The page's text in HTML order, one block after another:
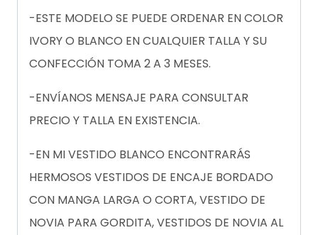
-ESTE MODELO SE PUEDE ORDENAR EN COLOR
IVORY O BLANCO EN CUALQUIER TALLA Y SU
CONFECCIÓN TOMA 2 A 3 MESES.
-ENVÍANOS MENSAJE PARA CONSULTAR
PRECIO Y TALLA EN EXISTENCIA.
-EN MI VESTIDO BLANCO ENCONTRARÁS
HERMOSOS VESTIDOS DE ENCAJE BORDADO
CON MANGA LARGA O CORTA, VESTIDO DE
NOVIA PARA GORDITA, VESTIDOS DE NOVIA AL